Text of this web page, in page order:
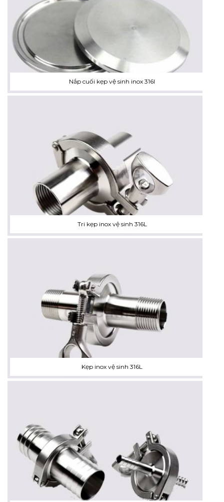
Nắp cuối kẹp vệ sinh inox 316l
Tri kẹp inox vệ sinh 316L
Kẹp inox vệ sinh 316L